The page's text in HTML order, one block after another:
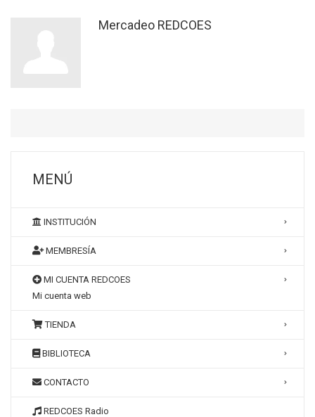
Mercadeo REDCOES
MENÚ
INSTITUCIÓN
MEMBRESÍA
MI CUENTA REDCOES
Mi cuenta web
TIENDA
BIBLIOTECA
CONTACTO
REDCOES Radio